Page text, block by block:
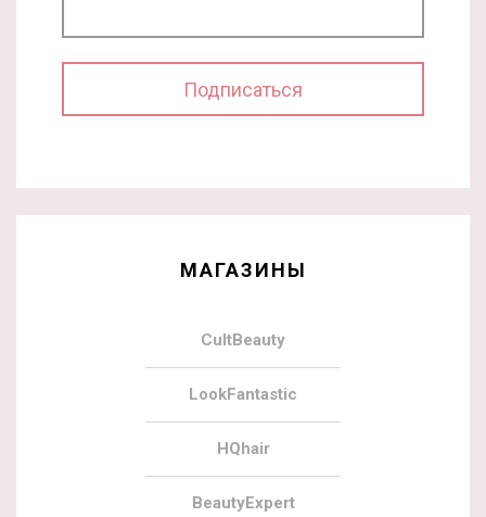
МАГАЗИНЫ
CultBeauty
LookFantastic
HQhair
BeautyExpert